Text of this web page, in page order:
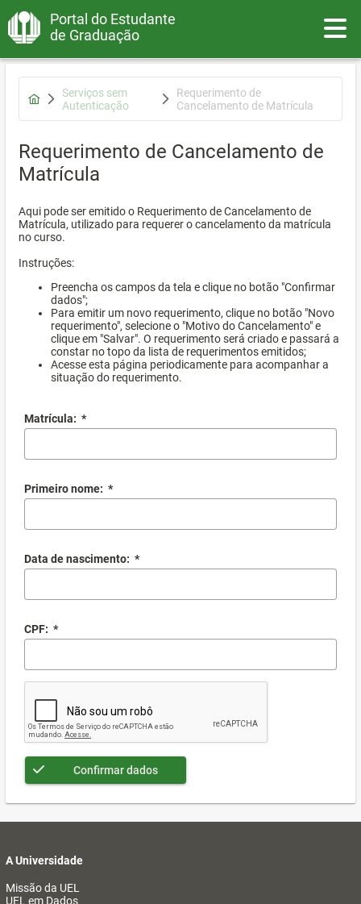
Portal do Estudante
de Graduação
Serviços sem
Autenticação
Requerimento de
Cancelamento de Matrícula
Requerimento de Cancelamento de
Matrícula
Aqui pode ser emitido o Requerimento de Cancelamento de
Matrícula, utilizado para requerer o cancelamento da matrícula
no curso.
Instruções:
Preencha os campos da tela e clique no botão "Confirmar
dados";
Para emitir um novo requerimento, clique no botão "Novo
requerimento", selecione o "Motivo do Cancelamento" e
clique em "Salvar". O requerimento será criado e passará a
constar no topo da lista de requerimentos emitidos;
Acesse esta página periodicamente para acompanhar a
situação do requerimento.
Matrícula: *
Primeiro nome: *
Data de nascimento: *
CPF: *
Confirmar dados
A Universidade
Missão da UEL
UEL em Dados